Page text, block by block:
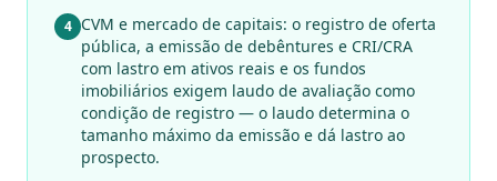
4 CVM e mercado de capitais: o registro de oferta
pública, a emissão de debêntures e CRI/CRA
com lastro em ativos reais e os fundos
imobiliários exigem laudo de avaliação como
condição de registro — o laudo determina o
tamanho máximo da emissão e dá lastro ao
prospecto.